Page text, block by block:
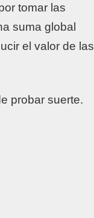
tomar las
suma global
el valor de las
probar suerte.